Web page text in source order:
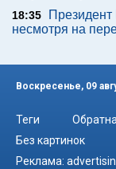
18:35
несмотря на
Воскресенье, 09
Теги
Без картинок
Реклама: